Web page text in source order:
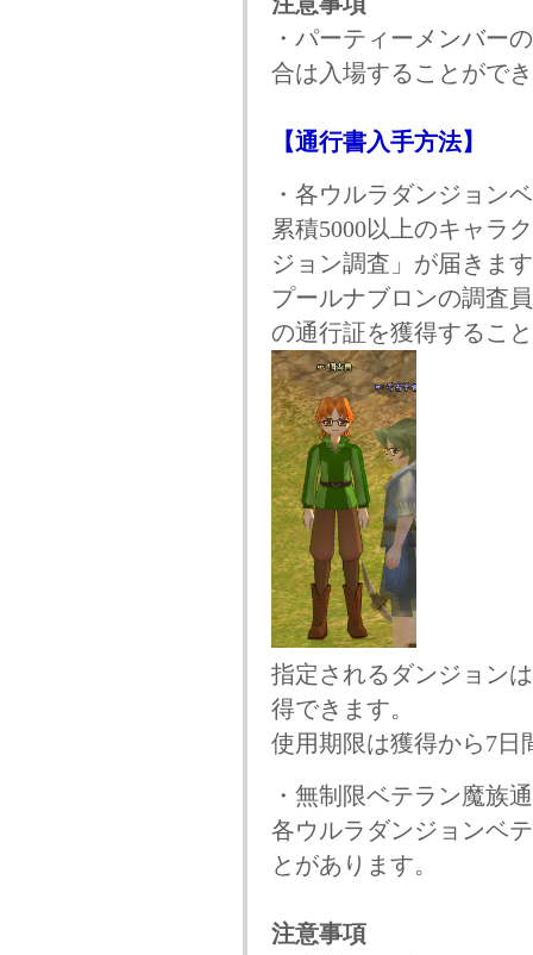
・パーティーメンバー
合は入場することがで
【通行書入手方法】
・各ウルラダンジョン
累積5000以上のキャラ
ジョン調査」が届きま
プールナブロンの調査
の通行証を獲得するこ
指定されるダンジョン
得できます。
使用期限は獲得から7日
・無制限ベテラン魔族
各ウルラダンジョンベ
とがあります。
注意事項